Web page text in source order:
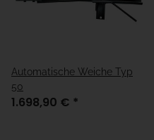
Automatische Weiche Typ
50
1.698,90 € *